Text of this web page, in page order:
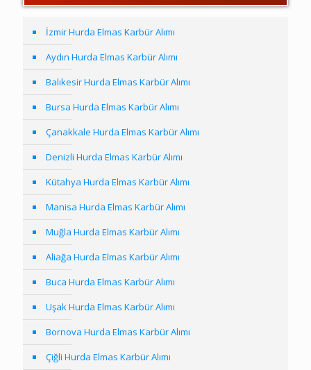
İzmir Hurda Elmas Karbür Alımı
Aydın Hurda Elmas Karbür Alımı
Balıkesir Hurda Elmas Karbür Alımı
Bursa Hurda Elmas Karbür Alımı
Çanakkale Hurda Elmas Karbür Alımı
Denizli Hurda Elmas Karbür Alımı
Kütahya Hurda Elmas Karbür Alımı
Manisa Hurda Elmas Karbür Alımı
Muğla Hurda Elmas Karbür Alımı
Aliağa Hurda Elmas Karbür Alımı
Buca Hurda Elmas Karbür Alımı
Uşak Hurda Elmas Karbür Alımı
Bornova Hurda Elmas Karbür Alımı
Çiğli Hurda Elmas Karbür Alımı